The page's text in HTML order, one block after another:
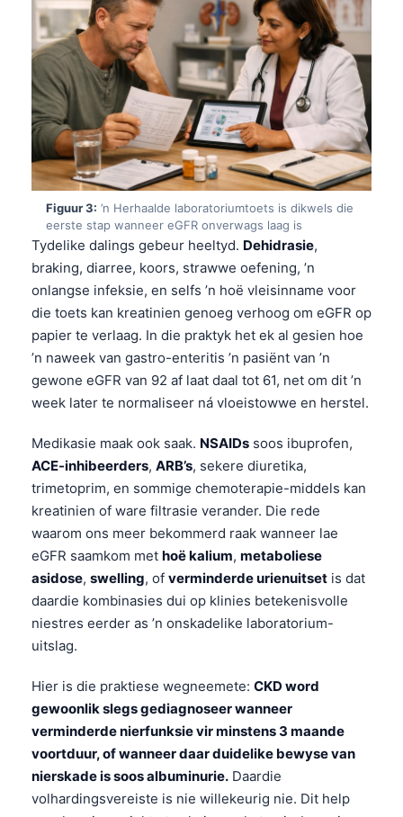
Figuur 3: ’n Herhaalde laboratoriumtoets is dikwels die
eerste stap wanneer eGFR onverwags laag is
Tydelike dalings gebeur heeltyd. Dehidrasie,
braking, diarree, koors, strawwe oefening, ’n
onlangse infeksie, en selfs ’n hoë vleisinname voor
die toets kan kreatinien genoeg verhoog om eGFR op
papier te verlaag. In die praktyk het ek al gesien hoe
’n naweek van gastro-enteritis ’n pasiënt van ’n
gewone eGFR van 92 af laat daal tot 61, net om dit ’n
week later te normaliseer ná vloeistowwe en herstel.
Medikasie maak ook saak. NSAIDs soos ibuprofen,
ACE-inhibeerders, ARB’s, sekere diuretika,
trimetoprim, en sommige chemoterapie-middels kan
kreatinien of ware filtrasie verander. Die rede
waarom ons meer bekommerd raak wanneer lae
eGFR saamkom met hoë kalium, metaboliese
asidose, swelling, of verminderde urienuitset is dat
daardie kombinasies dui op klinies betekenisvolle
niestres eerder as ’n onskadelike laboratorium-
uitslag.
Hier is die praktiese wegneemete: CKD word
gewoonlik slegs gediagnoseer wanneer
verminderde nierfunksie vir minstens 3 maande
voortduur, of wanneer daar duidelike bewyse van
nierskade is soos albuminurie. Daardie
volhardingsvereiste is nie willekeurig nie. Dit help